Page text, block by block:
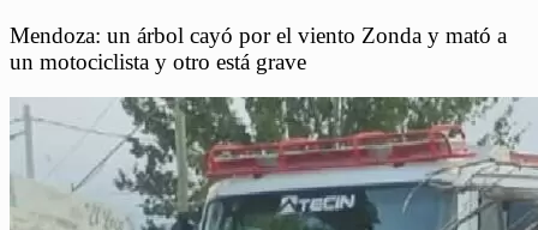
Mendoza: un árbol cayó por el viento Zonda y mató a
un motociclista y otro está grave